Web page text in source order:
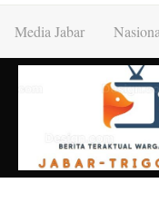
content
Media Jabar